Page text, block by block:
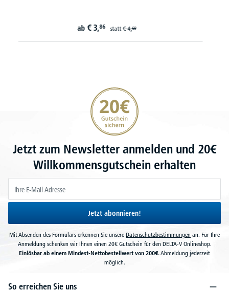
ab€ 7, 37 statt€ 9,
20€ Gutschein sichern
Jetzt zum Newsletter anmelden und 20€
Willkommensgutschein erhalten
Jetzt abonnieren!
Mit Absenden des Formulars erkennen Sie unsere Datenschutzbestimmungen an. Für Ihre
Anmeldung schenken wir Ihnen einen 20€ Gutschein für den DELTA-V Onlineshop.
Einlösbar ab einem Mindest-Nettobestellwert von 200€.Abmeldung jederzeit
möglich.
So erreichen Sie uns